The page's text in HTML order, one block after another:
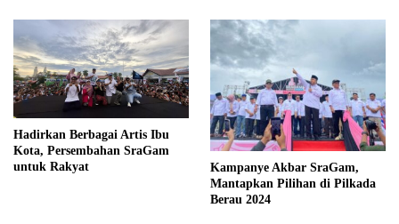
Hadirkan Berbagai Artis Ibu
Kota, Persembahan SraGam
untuk Rakyat
Kampanye Akbar SraGam,
Mantapkan Pilihan di Pilkada
Berau 2024